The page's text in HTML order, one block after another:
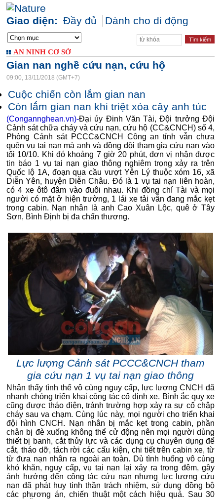
Giao diện: Đầy đủ Dành cho di động
AN NINH CƠ SỞ
Gian nan nghề cứu nạn, cứu hộ
09:00, 13/11/2018 (GMT+7)
Cuộc chiến còn lắm gian nan
Còn lắm gian nan khi triệt xóa cây anh túc
(Congannghean.vn)-Đại úy Đinh Văn Tài, Đội trưởng Đội
Cảnh sát chữa cháy và cứu nạn, cứu hộ (CC&CNCH) số 4,
Phòng Cảnh sát PCCC&CNCH Công an tỉnh vẫn chưa
quên vụ tai nạn mà anh và đồng đội tham gia cứu nạn vào
tối 10/10. Khi đó khoảng 7 giờ 20 phút, đơn vị nhận được
tin báo 1 vụ tai nạn giao thông nghiêm trọng xảy ra trên
Quốc lộ 1A, đoạn qua cầu vượt Yên Lý thuộc xóm 16, xã
Diễn Yên, huyện Diễn Châu. Đó là 1 vụ tai nạn liên hoàn,
có 4 xe ôtô đâm vào đuôi nhau. Khi đồng chí Tài và mọi
người có mặt ở hiện trường, 1 lái xe tải vẫn đang mắc kẹt
trong cabin. Nạn nhân là anh Cao Xuân Lộc, quê ở Tây
Sơn, Bình Định bị đa chấn thương.
Lực lượng Cảnh sát PCCC&CNCH tham
gia cứu nạn 1 vụ tai nạn giao thông
Nhận thấy tình thế vô cùng nguy cấp, lực lượng CNCH đã
nhanh chóng triển khai công tác cố định xe. Bình ắc quy xe
cũng được tháo điện, tránh trường hợp xảy ra sự cố chập
cháy sau va chạm. Cùng lúc này, mọi người cho triển khai
đội hình CNCH. Nạn nhân bị mắc kẹt trong cabin, phần
chân bị đè xuống không thể cử động nên mọi người dùng
thiết bị banh, cắt thủy lực và các dụng cụ chuyên dụng để
cắt, tháo dỡ, tách rời các cấu kiện, chi tiết trên cabin xe, từ
từ đưa nạn nhân ra ngoài an toàn. Dù tình huống vô cùng
khó khăn, nguy cấp, vụ tai nạn lại xảy ra trong đêm, gây
ảnh hưởng đến công tác cứu nạn nhưng lực lượng cứu
nạn đã phát huy tinh thần trách nhiệm, sử dụng đồng bộ
các phương án, chiến thuật một cách hiệu quả. Sau 30